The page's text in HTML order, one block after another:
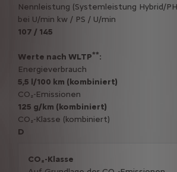
Nennleistung (Systemleistung Hybrid/
bei U/min kw / PS / U/min
107 / 145
Werte nach WLTP**:
Energieverbrauch
5,5 l/100 km (kombiniert)
CO₂-Emissionen
125 g/km (kombiniert)
CO₂-Klasse (kombiniert)
D
CO₂-Klasse